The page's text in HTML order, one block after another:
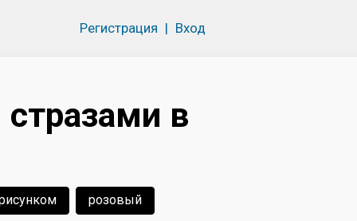
Регистрация | Вход
в
розовый